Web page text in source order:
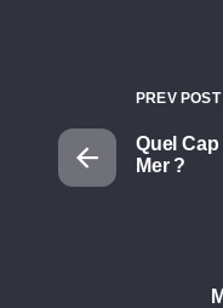
PREV POST
Quel
Mer ?